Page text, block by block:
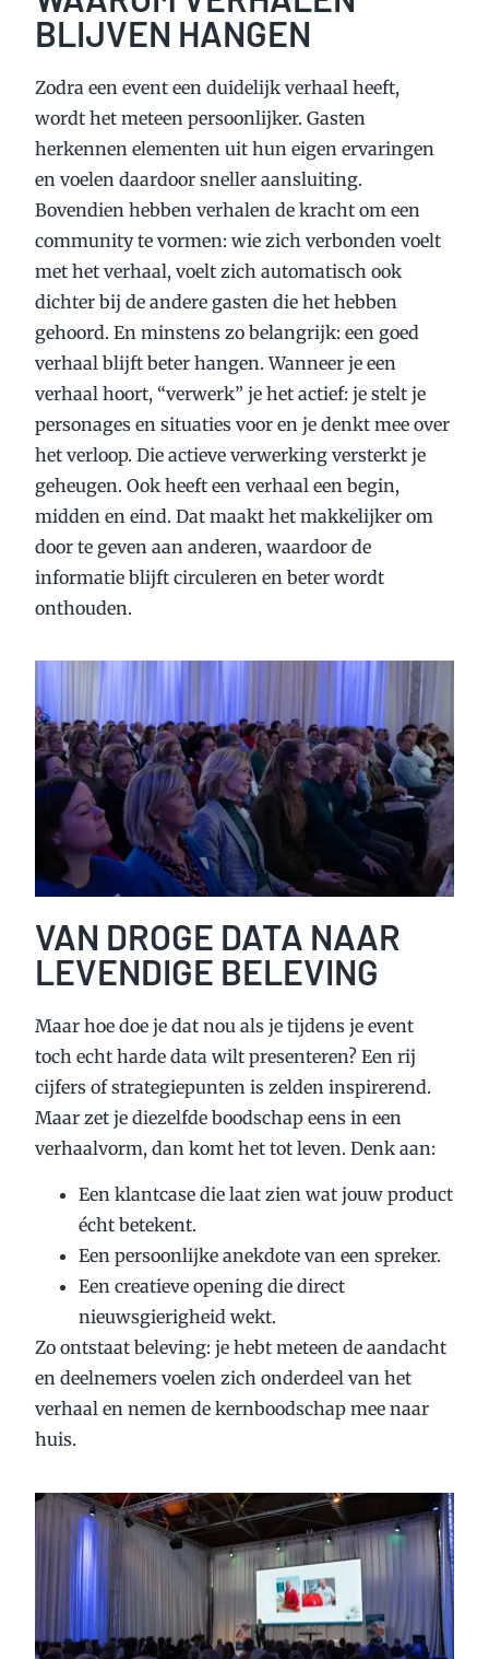
BLIJVEN HANGEN
Zodra een event een duidelijk verhaal heeft,
wordt het meteen persoonlijker. Gasten
herkennen elementen uit hun eigen ervaringen
en voelen daardoor sneller aansluiting.
Bovendien hebben verhalen de kracht om een
community te vormen: wie zich verbonden voelt
met het verhaal, voelt zich automatisch ook
dichter bij de andere gasten die het hebben
gehoord. En minstens zo belangrijk: een goed
verhaal blijft beter hangen. Wanneer je een
verhaal hoort, “verwerk” je het actief: je stelt je
personages en situaties voor en je denkt mee over
het verloop. Die actieve verwerking versterkt je
geheugen. Ook heeft een verhaal een begin,
midden en eind. Dat maakt het makkelijker om
door te geven aan anderen, waardoor de
informatie blijft circuleren en beter wordt
onthouden.
VAN DROGE DATA NAAR
LEVENDIGE BELEVING
Maar hoe doe je dat nou als je tijdens je event
toch echt harde data wilt presenteren? Een rij
cijfers of strategiepunten is zelden inspirerend.
Maar zet je diezelfde boodschap eens in een
verhaalvorm, dan komt het tot leven. Denk aan:
Een klantcase die laat zien wat jouw product
écht betekent.
Een persoonlijke anekdote van een spreker.
Een creatieve opening die direct
nieuwsgierigheid wekt.
Zo ontstaat beleving: je hebt meteen de aandacht
en deelnemers voelen zich onderdeel van het
verhaal en nemen de kernboodschap mee naar
huis.